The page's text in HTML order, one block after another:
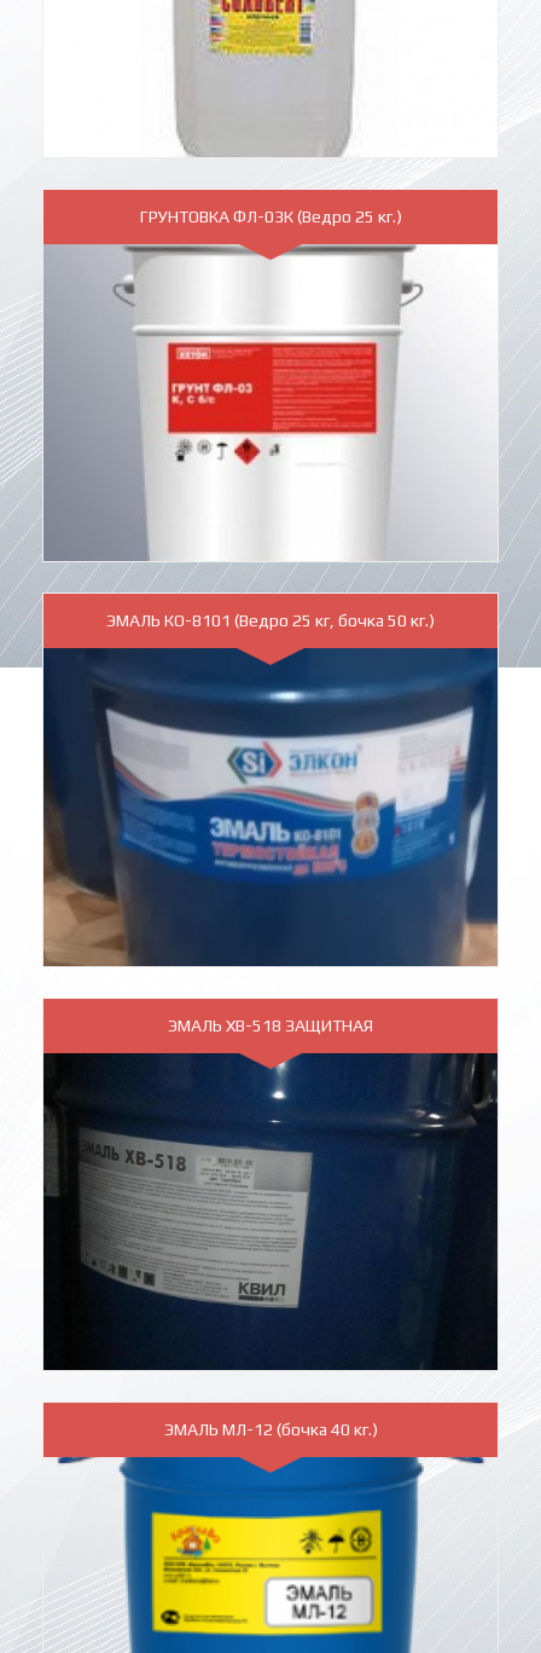
ГРУНТОВКА ФЛ-03К (Ведро 25 кг.)
ЭМАЛЬ КО-8101 (Ведро 25 кг, бочка 50 кг.)
ЭМАЛЬ ХВ-518 ЗАЩИТНАЯ
ЭМАЛЬ МЛ-12 (бочка 40 кг.)